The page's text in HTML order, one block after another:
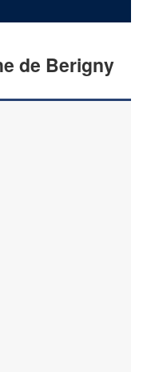
de Berigny